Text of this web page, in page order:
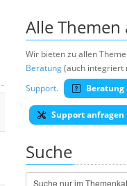
Alle
Wir bieten zu allen
Beratung(auch integriert
Support. Beratung
Support anfragen
Suche